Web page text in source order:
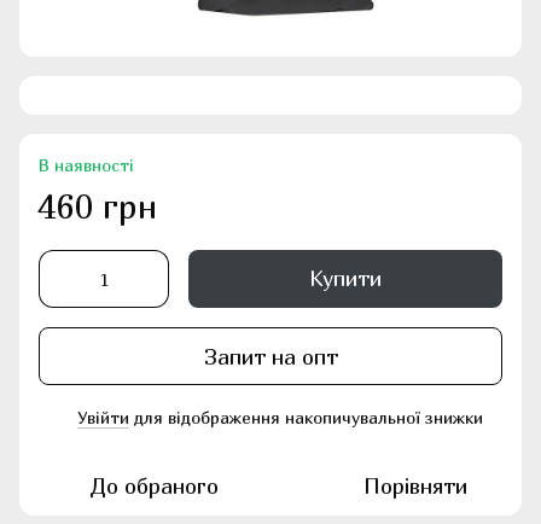
В наявності
460 грн
Купити
Запит на опт
Увійти для відображення накопичувальної знижки
До обраного Порівняти